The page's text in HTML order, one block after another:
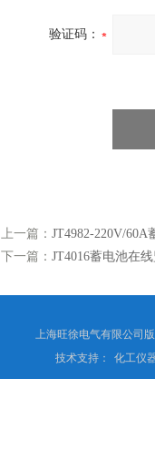
验证码：
上一篇： JT4982-220V/60A
下一篇： JT4016蓄电池在
上海旺徐电气有限公司
技术支持：
化工仪